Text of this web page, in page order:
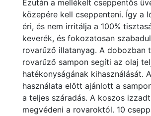
Ezután a mellékelt cseppentős
közepére kell cseppenteni. Így a
éri, és nem irritálja a 100%
keverék, és fokozatosan
rovarűző illatanyag. A dobozban
rovarűző sampon segíti az olaj
hatékonyságának kihasználását.
használata előtt ajánlott a
a teljes száradás. A koszos
megvédeni a rovaroktól. 10